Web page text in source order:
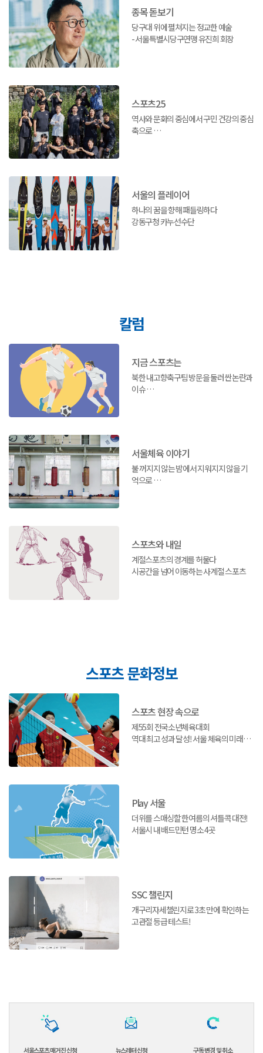
종목 돋보기
당구대 위에 펼쳐지는 정교한 예술
- 서울특별시당구연맹 유진희 회장
스포츠25
역사와 문화의 중심에서 구민 건강의 중심
축으로
서울의 플레이어
하나의 꿈을 향해 패들링하다
강동구청 카누선수단
칼럼
지금 스포츠는
북한 내고향축구팀 방문을 둘러싼 논란과
이슈
서울체육 이야기
불 꺼지지 않는 밤에서 지워지지 않을 기
억으로
스포츠와 내일
계절스포츠의 경계를 허물다
시공간을 넘어 이동하는 사계절 스포츠
스포츠 문화정보
스포츠 현장 속으로
제55회 전국소년체육대회
역대 최고 성과 달성! 서울 체육의 미래를
Play 서울
더위를 스매싱할 한여름의 셔틀콕 대전!
서울시 내 배드민턴 명소 4곳
SSC 챌린지
개구리자세챌린지로 3초 만에 확인하는
고관절 등급 테스트!
서울스포츠 매거진 신청 뉴스레터 신청 구독 변경 및 취소